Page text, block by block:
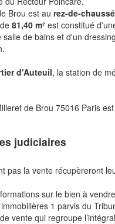
Brou est aurez-de-
de81,40 m² est constitué
salle de bains et d'un
d'Auteuil, la station de
de Brou 75016 Paris est
judiciaires
pas la vente récupèreront
sur le bien à
1 parvis du
vente qui regroupe